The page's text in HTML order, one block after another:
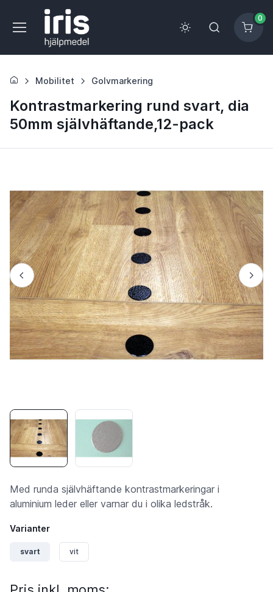
0
Mobilitet Golvmarkering
Kontrastmarkering rund svart, dia
50mm självhäftande,12-pack
Med runda självhäftande kontrastmarkeringar i
aluminium leder eller varnar du i olika ledstråk.
Varianter
svart vit